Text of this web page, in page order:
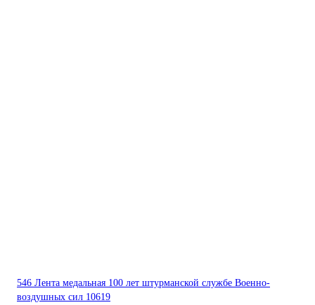
546 Лента медальная 100 лет штурманской службе Военно-
воздушных сил 10619